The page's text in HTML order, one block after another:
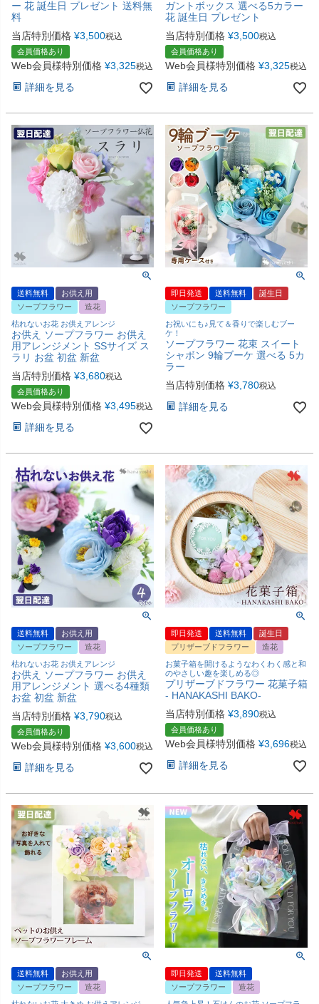
ー 花 誕生日 プレゼント 送料無
料
当店特別価格 ¥3,500税込
会員価格あり
Web会員様特別価格 ¥3,325税込
詳細を見る
ガントボックス 選べる5カラー
花 誕生日 プレゼント
当店特別価格 ¥3,500税込
会員価格あり
Web会員様特別価格 ¥3,325税込
詳細を見る
送料無料
お供え用
ソープフラワー
造花
枯れないお花 お供えアレンジ
お供え ソープフラワー お供え
用アレンジメント SSサイズ ス
ラリ お盆 初盆 新盆
当店特別価格 ¥3,680税込
会員価格あり
Web会員様特別価格 ¥3,495税込
詳細を見る
即日発送 送料無料
誕生日
ソープフラワー
お祝いにも♪見て＆香りで楽しむブー
ケ！
ソープフラワー 花束 スイート
シャボン 9輪ブーケ 選べる 5カ
ラー
当店特別価格 ¥3,780税込
詳細を見る
送料無料
お供え用
ソープフラワー
造花
枯れないお花 お供えアレンジ
お供え ソープフラワー お供え
用アレンジメント 選べる4種類
お盆 初盆 新盆
当店特別価格 ¥3,790税込
会員価格あり
Web会員様特別価格 ¥3,600税込
詳細を見る
即日発送 送料無料
誕生日
プリザーブドフラワー
造花
お菓子箱を開けるようなわくわく感と和
のやさしい趣を楽しめる◎
プリザーブドフラワー 花菓子箱
- HANAKASHI BAKO-
当店特別価格 ¥3,890税込
会員価格あり
Web会員様特別価格 ¥3,696税込
詳細を見る
送料無料
お供え用
ソープフラワー
造花
即日発送
送料無料
ソープフラワー
造花